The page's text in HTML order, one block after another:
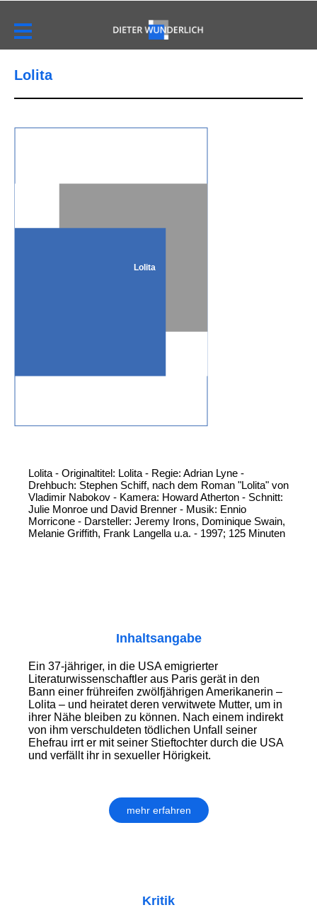
Lolita
Lolita
Lolita - Originaltitel: Lolita - Regie: Adrian Lyne -
Drehbuch: Stephen Schiff, nach dem Roman "Lolita" von
Vladimir Nabokov - Kamera: Howard Atherton - Schnitt:
Julie Monroe und David Brenner - Musik: Ennio
Morricone - Darsteller: Jeremy Irons, Dominique Swain,
Melanie Griffith, Frank Langella u.a. - 1997; 125 Minuten
Inhaltsangabe
Ein 37-jähriger, in die USA emigrierter
Literaturwissenschaftler aus Paris gerät in den
Bann einer frühreifen zwölfjährigen Amerikanerin –
Lolita – und heiratet deren verwitwete Mutter, um in
ihrer Nähe bleiben zu können. Nach einem indirekt
von ihm verschuldeten tödlichen Unfall seiner
Ehefrau irrt er mit seiner Stieftochter durch die USA
und verfällt ihr in sexueller Hörigkeit.
mehr erfahren
Kritik